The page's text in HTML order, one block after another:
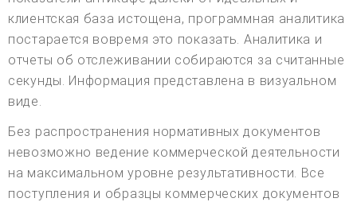
клиентская база истощена, программная аналитика
постарается вовремя это показать. Аналитика и
отчеты об отслеживании собираются за считанные
секунды. Информация представлена в визуальном
виде.
Без распространения нормативных документов
невозможно ведение коммерческой деятельности
на максимальном уровне результативности. Все
поступления и образцы коммерческих документов